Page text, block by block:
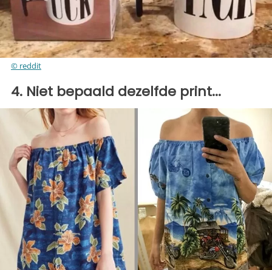
© reddit
4. Niet bepaald dezelfde print...